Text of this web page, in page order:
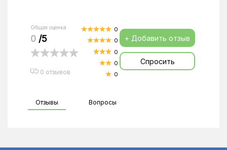
Общая оценка
0 /5
0 отзывов
0
0
0
0
0
+ Добавить отзыв
Спросить
Отзывы Вопросы